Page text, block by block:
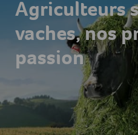
Agriculteurs
vaches, nos
passion